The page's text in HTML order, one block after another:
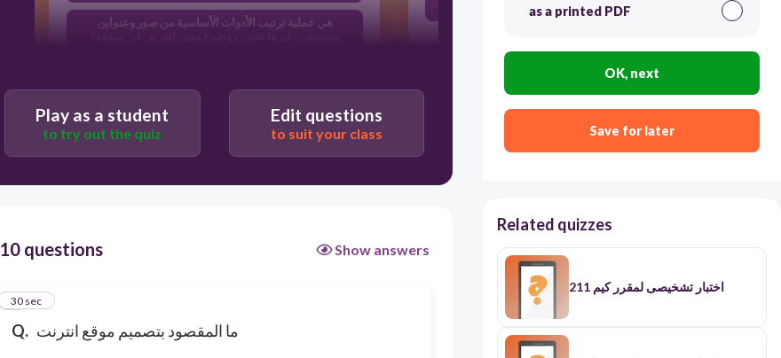
هي عملية ترتيب الأدوات الأساسية من صور وعنواين
Ms Access
Play as a student
to try out the quiz
Edit questions
to suit your class
10 questions Show answers
Q. ما المقصود بتصميم موقع انترنت
1
30 sec
as a printed PDF
OK, next
Save for later
Related quizzes
اختبار تشخيصى لمقرر كيم 211